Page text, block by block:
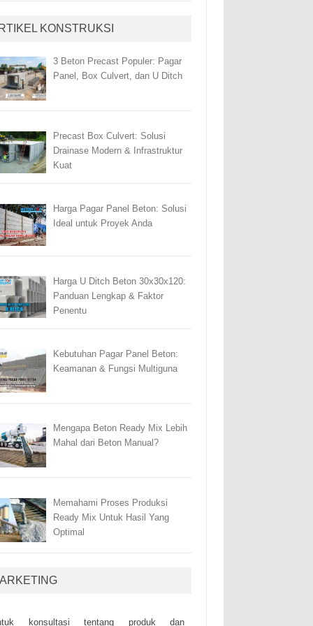
KONSTRUKSI
3 Beton Precast Populer: Pagar
Panel, Box Culvert, dan U Ditch
Precast Box Culvert: Solusi
Drainase Modern & Infrastruktur
Kuat
Harga Pagar Panel Beton: Solusi
Ideal untuk Proyek Anda
Harga U Ditch Beton 30x30x120:
Panduan Lengkap & Faktor
Penentu
Kebutuhan Pagar Panel Beton:
Keamanan & Fungsi Multiguna
Mengapa Beton Ready Mix Lebih
Mahal dari Beton Manual?
Memahami Proses Produksi
Ready Mix Untuk Hasil Yang
Optimal
kоnsultаsі tеntаng рrоduk dаn